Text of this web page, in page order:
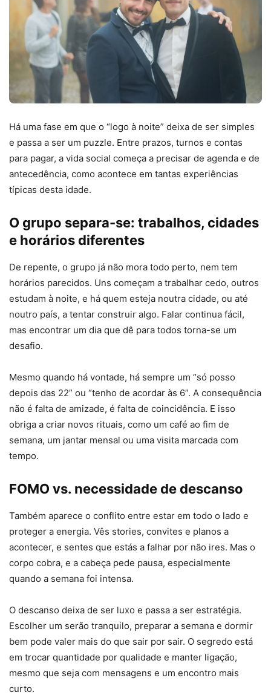
Há uma fase em que o “logo à noite” deixa de ser simples
e passa a ser um puzzle. Entre prazos, turnos e contas
para pagar, a vida social começa a precisar de agenda e de
antecedência, como acontece em tantas experiências
típicas desta idade.
O grupo separa-se: trabalhos, cidades
e horários diferentes
De repente, o grupo já não mora todo perto, nem tem
horários parecidos. Uns começam a trabalhar cedo, outros
estudam à noite, e há quem esteja noutra cidade, ou até
noutro país, a tentar construir algo. Falar continua fácil,
mas encontrar um dia que dê para todos torna-se um
desafio.
Mesmo quando há vontade, há sempre um “só posso
depois das 22” ou “tenho de acordar às 6”. A consequência
não é falta de amizade, é falta de coincidência. E isso
obriga a criar novos rituais, como um café ao fim de
semana, um jantar mensal ou uma visita marcada com
tempo.
FOMO vs. necessidade de descanso
Também aparece o conflito entre estar em todo o lado e
proteger a energia. Vês stories, convites e planos a
acontecer, e sentes que estás a falhar por não ires. Mas o
corpo cobra, e a cabeça pede pausa, especialmente
quando a semana foi intensa.
O descanso deixa de ser luxo e passa a ser estratégia.
Escolher um serão tranquilo, preparar a semana e dormir
bem pode valer mais do que sair por sair. O segredo está
em trocar quantidade por qualidade e manter ligação,
mesmo que seja com mensagens e um encontro mais
curto.